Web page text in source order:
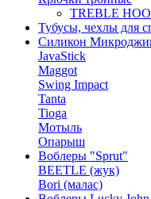
TREBLE
Тубусы, чехлы для
Силикон
JavaStick
Maggot
Swing Impact
Tanta
Tioga
Мотыль
Опарыш
Воблеры "Sprut"
BEETLE (жук)
Bori (малас)